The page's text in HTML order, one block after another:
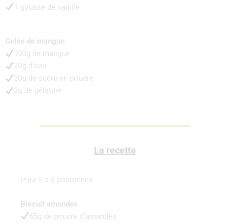
1 gousse de vanille
Gelée de mangue
100g de mangue
20g d’eau
20g de sucre en poudre
3g de gélatine
La recette
Pour 5 à 6 personnes
Biscuit amandes
65g de poudre d’amandes